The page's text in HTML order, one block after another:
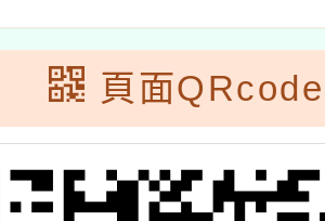
頁面QRcode